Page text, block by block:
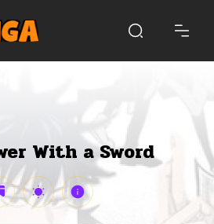
With a Sword